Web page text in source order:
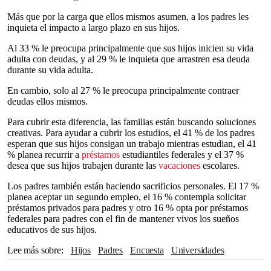
Más que por la carga que ellos mismos asumen, a los padres les
inquieta el impacto a largo plazo en sus hijos.
Al 33 % le preocupa principalmente que sus hijos inicien su vida
adulta con deudas, y al 29 % le inquieta que arrastren esa deuda
durante su vida adulta.
En cambio, solo al 27 % le preocupa principalmente contraer
deudas ellos mismos.
Para cubrir esta diferencia, las familias están buscando soluciones
creativas. Para ayudar a cubrir los estudios, el 41 % de los padres
esperan que sus hijos consigan un trabajo mientras estudian, el 41
% planea recurrir a préstamos estudiantiles federales y el 37 %
desea que sus hijos trabajen durante las vacaciones escolares.
Los padres también están haciendo sacrificios personales. El 17 %
planea aceptar un segundo empleo, el 16 % contempla solicitar
préstamos privados para padres y otro 16 % opta por préstamos
federales para padres con el fin de mantener vivos los sueños
educativos de sus hijos.
Lee más sobre
Hijos padres Encuesta
Universidades